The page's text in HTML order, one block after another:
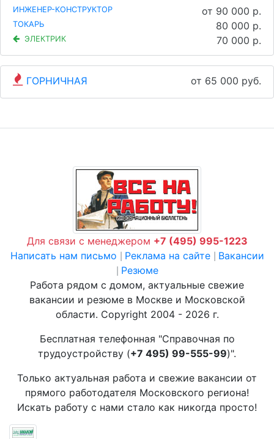
ИНЖЕНЕР-КОНСТРУКТОР от 90 000 р.
ТОКАРЬ 80 000 р.
ЭЛЕКТРИК 70 000 р.
ГОРНИЧНАЯ от 65 000 руб.
Для связи с менеджером +7 (495) 995-1223
Написать нам письмо
Реклама на сайте Вакансии
Резюме
Работа рядом с домом, актуальные свежие
вакансии и резюме в Москве и Московской
области. Copyright 2004 - 2026 г.
Бесплатная телефонная "Справочная по
трудоустройству (+7 495) 99-555-99)".
Только актуальная работа и свежие вакансии от
прямого работодателя Московского региона!
Искать работу с нами стало как никогда просто!